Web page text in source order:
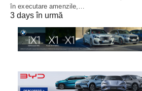
în executare amenzile,…
3 days în urmă